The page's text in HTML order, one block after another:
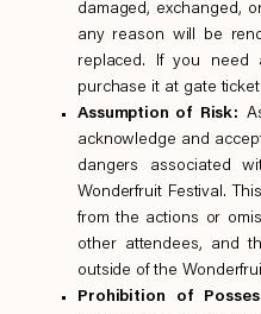
damaged, exchanged,
any reason will be
replaced. If you need
purchase it at gate
Assumption of Risk:
acknowledge and
dangers associated
Wonderfruit Festival.
from the actions or
other attendees, and
outside of the
Prohibition of